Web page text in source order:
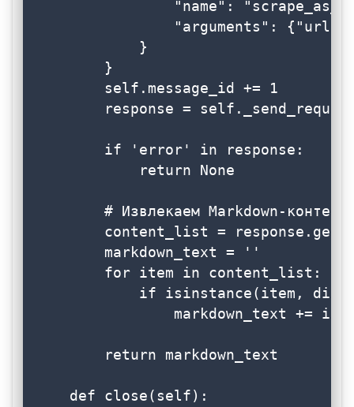
"name":
"arguments":
            }
        }
        self.message_id += 1
response =
        if 'error' in response:
            return None
        # Извлекаем Markdown-контент
content_list =
        markdown_text = ''
        for item in content_list:
if isinstance(item,
markdown_text +=
        return markdown_text
    def close(self):